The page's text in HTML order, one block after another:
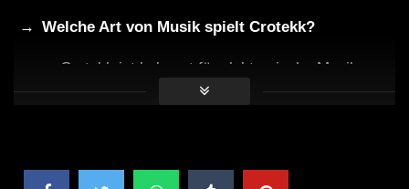
Welche Art von Musik spielt Crotekk?
Crotekk ist bekannt für elektronische Musik,
insbesondere Techno und House, und kombiniert